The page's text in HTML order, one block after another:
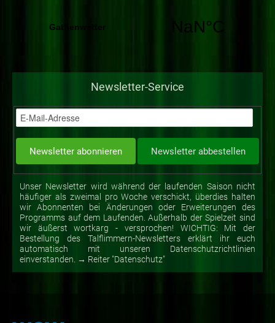
Newsletter-Service
Unser Newsletter wird während der laufenden Saison nicht
häufiger als zweimal pro Woche verschickt, überdies halten
wir Abonnenten bei Änderungen oder Erweiterungen des
Programms auf dem Laufenden. Außerhalb der Spielzeit sind
wir äußerst wortkarg - versprochen! WICHTIG: Mit der
Bestellung des Talflimmern-Newsletters erklärt ihr euch
automatisch mit unseren Datenschutzrichtlinien
einverstanden. → Reiter "Datenschutz"